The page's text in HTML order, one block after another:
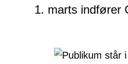
1. marts indfører